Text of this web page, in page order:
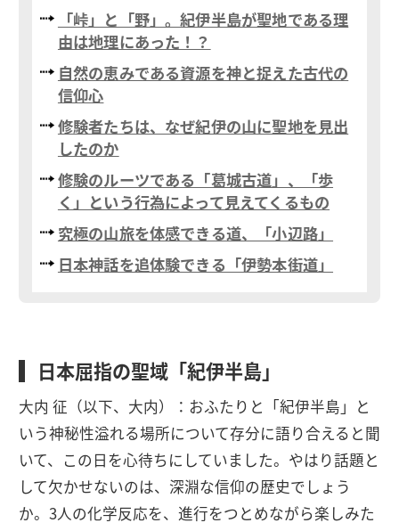
「峠」と「野」。紀伊半島が聖地である理
由は地理にあった！？
自然の恵みである資源を神と捉えた古代の
信仰心
修験者たちは、なぜ紀伊の山に聖地を見出
したのか
修験のルーツである「葛城古道」、「歩
く」という行為によって見えてくるもの
究極の山旅を体感できる道、「小辺路」
日本神話を追体験できる「伊勢本街道」
日本屈指の聖域「紀伊半島」
大内 征（以下、大内）：おふたりと「紀伊半島」と
いう神秘性溢れる場所について存分に語り合えると聞
いて、この日を心待ちにしていました。やはり話題と
して欠かせないのは、深淵な信仰の歴史でしょう
か。3人の化学反応を、進行をつとめながら楽しみた